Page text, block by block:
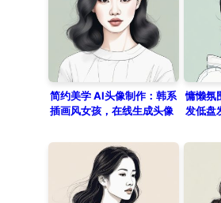
marker texture with low
and pastel colors. It is
drawn style, very
stylish, set against a
cream background.
简约美学 AI头像制作：韩系
插画风女孩，在线生成头像
慵懒氛
发低盘